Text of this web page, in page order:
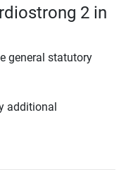
2 in
general statutory
additional